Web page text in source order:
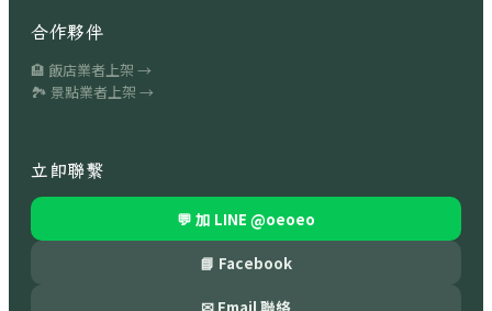
合作夥伴
🏨 飯店業者上架 →
🏞 景點業者上架 →
立即聯繫
💬 加 LINE @oeoeo
📘 Facebook